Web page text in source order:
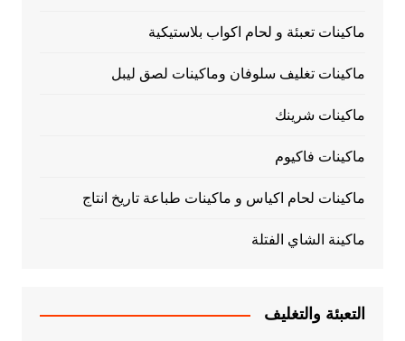
ماكينات تعبئة و لحام اكواب بلاستيكية
ماكينات تغليف سلوفان وماكينات لصق ليبل
ماكينات شرينك
ماكينات فاكيوم
ماكينات لحام اكياس و ماكينات طباعة تاريخ انتاج
ماكينة الشاي الفتلة
التعبئة والتغليف